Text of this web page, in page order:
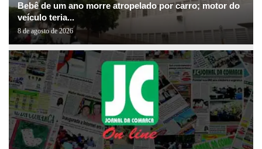
Bebê de um ano morre atropelado por carro; motor do
veículo teria...
8 de agosto de 2026